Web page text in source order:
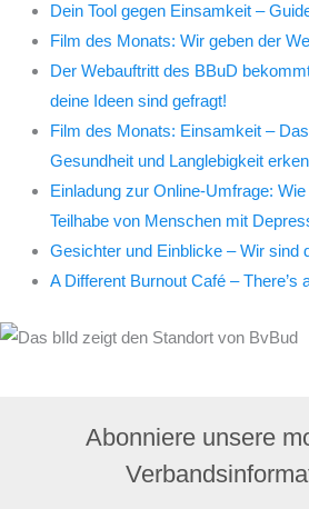
Dein Tool gegen Einsamkeit –
Film des Monats: Wir geben der
Der Webauftritt des BBuD
deine Ideen sind gefragt!
Film des Monats: Einsamkeit –
Gesundheit und Langlebigkeit
Einladung zur Online-Umfrage:
Teilhabe von Menschen mit
Gesichter und Einblicke – Wir sind
A Different Burnout Café – There’s
Abonniere unsere